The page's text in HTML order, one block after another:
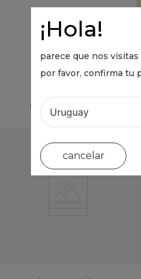
¡Hola!
parece que nos visitas
por favor, confirma tu
cancelar
UYU 0